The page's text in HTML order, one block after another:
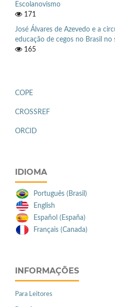
Escolanovismo
171
José Álvares de Azevedo e a
educação de cegos no Brasil no
165
COPE
CROSSREF
ORCID
IDIOMA
Português (Brasil)
English
Español (España)
Français (Canada)
INFORMAÇÕES
Para Leitores